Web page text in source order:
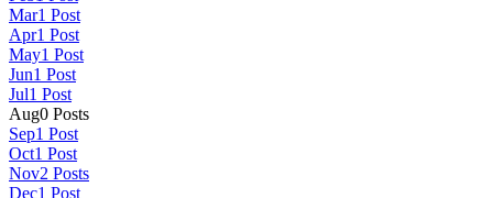
Mar1 Post
Apr1 Post
May1 Post
Jun1 Post
Jul1 Post
Aug0 Posts
Sep1 Post
Oct1 Post
Nov2 Posts
Dec1 Post